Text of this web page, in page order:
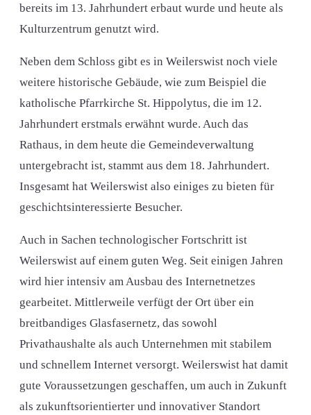
bereits im 13. Jahrhundert erbaut wurde und heute als
Kulturzentrum genutzt wird.
Neben dem Schloss gibt es in Weilerswist noch viele
weitere historische Gebäude, wie zum Beispiel die
katholische Pfarrkirche St. Hippolytus, die im 12.
Jahrhundert erstmals erwähnt wurde. Auch das
Rathaus, in dem heute die Gemeindeverwaltung
untergebracht ist, stammt aus dem 18. Jahrhundert.
Insgesamt hat Weilerswist also einiges zu bieten für
geschichtsinteressierte Besucher.
Auch in Sachen technologischer Fortschritt ist
Weilerswist auf einem guten Weg. Seit einigen Jahren
wird hier intensiv am Ausbau des Internetnetzes
gearbeitet. Mittlerweile verfügt der Ort über ein
breitbandiges Glasfasernetz, das sowohl
Privathaushalte als auch Unternehmen mit stabilem
und schnellem Internet versorgt. Weilerswist hat damit
gute Voraussetzungen geschaffen, um auch in Zukunft
als zukunftsorientierter und innovativer Standort